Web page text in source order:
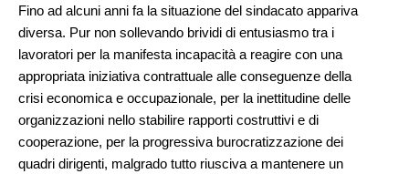
Fino ad alcuni anni fa la situazione del sindacato appariva
diversa. Pur non sollevando brividi di entusiasmo tra i
lavoratori per la manifesta incapacità a reagire con una
appropriata iniziativa contrattuale alle conseguenze della
crisi economica e occupazionale, per la inettitudine delle
organizzazioni nello stabilire rapporti costruttivi e di
cooperazione, per la progressiva burocratizzazione dei
quadri dirigenti, malgrado tutto riusciva a mantenere un